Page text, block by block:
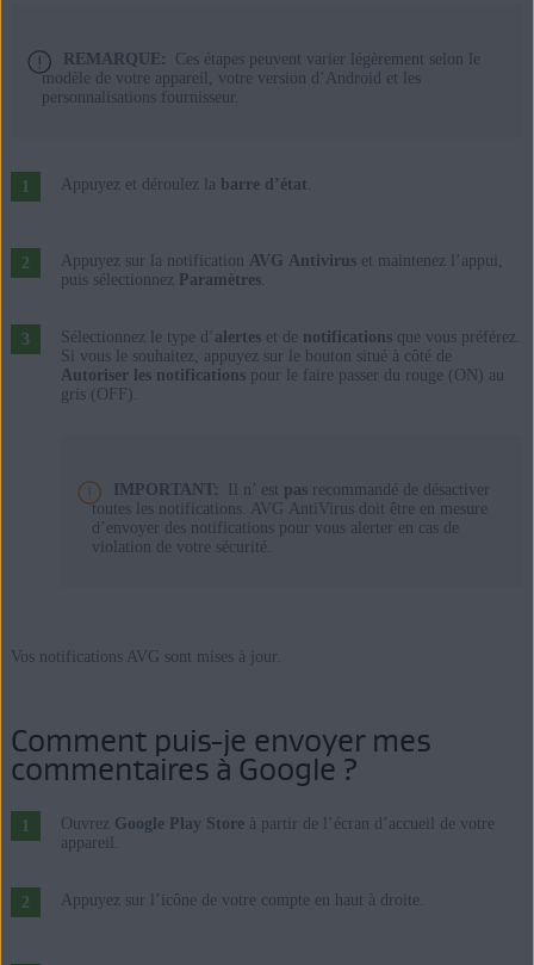
REMARQUE:
Ces étapes peuvent varier légèrement selon le
modèle de votre appareil, votre version d’Android et les
personnalisations fournisseur.
Appuyez et déroulez la barre d’état.
Appuyez sur la notification AVG Antiviruset maintenez l’appui,
puis sélectionnez Paramètres.
Sélectionnez le type d’ alerteset de notificationsque vous préférez.
Si vous le souhaitez, appuyez sur le bouton situé à côté de
Autoriser les notificationspour le faire passer du rouge (ON) au
gris (OFF).
IMPORTANT: Il n’ est pasrecommandé de désactiver
toutes les notifications. AVG AntiVirus doit être en mesure
d’envoyer des notifications pour vous alerter en cas de
violation de votre sécurité.
Vos notifications AVG sont mises à jour.
Comment puis-je envoyer mes
commentaires à Google ?
Ouvrez Google Play Storeà partir de l’écran d’accueil de votre
appareil.
Appuyez sur l’icône de votre compte en haut à droite.